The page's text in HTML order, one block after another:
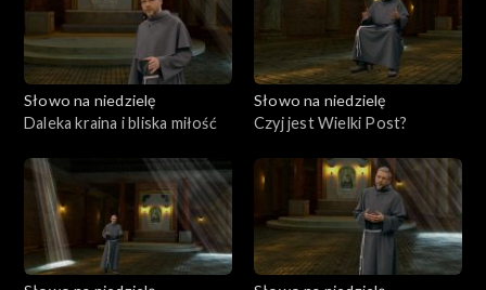
Słowo na niedzielę
Daleka kraina i bliska miłość
Słowo na niedzielę
Czyj jest Wielki Post?